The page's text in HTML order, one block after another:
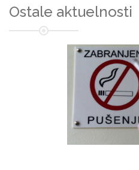
Ostale aktuelnosti